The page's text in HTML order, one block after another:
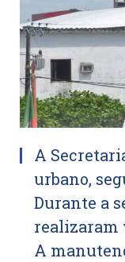
A
urbano,
Durante a
realizaram
A